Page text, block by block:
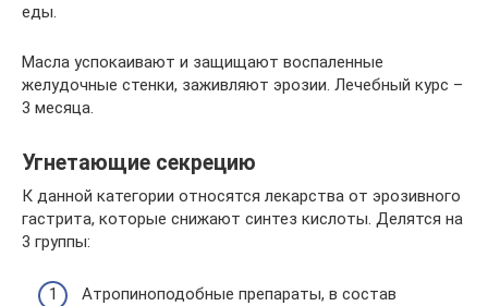
еды.
Масла успокаивают и защищают воспаленные
желудочные стенки, заживляют эрозии. Лечебный курс –
3 месяца.
Угнетающие секрецию
К данной категории относятся лекарства от эрозивного
гастрита, которые снижают синтез кислоты. Делятся на
3 группы:
Атропиноподобные препараты, в состав